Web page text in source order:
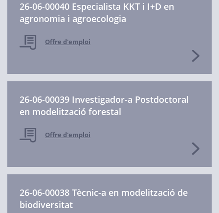
26-06-00040 Especialista KKT i I+D en
agronomia i agroecologia
Offre d'emploi
26-06-00039 Investigador-a Postdoctoral
en modelització forestal
Offre d'emploi
26-06-00038 Tècnic-a en modelització de
biodiversitat